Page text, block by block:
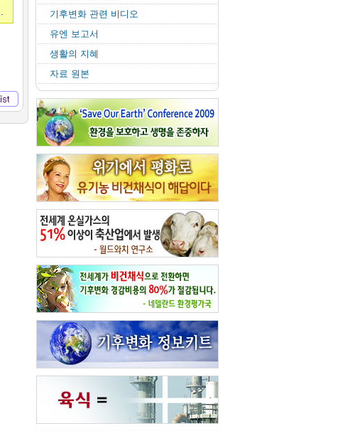
기후변화 관련 비디오
유엔 보고서
생활의 지혜
자료 원본